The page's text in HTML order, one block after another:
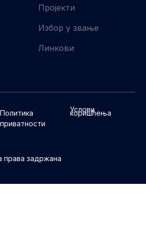
Пројекти
Избор у звање
Линкови
Политика
приватности
Услови
коришћења
права задржана